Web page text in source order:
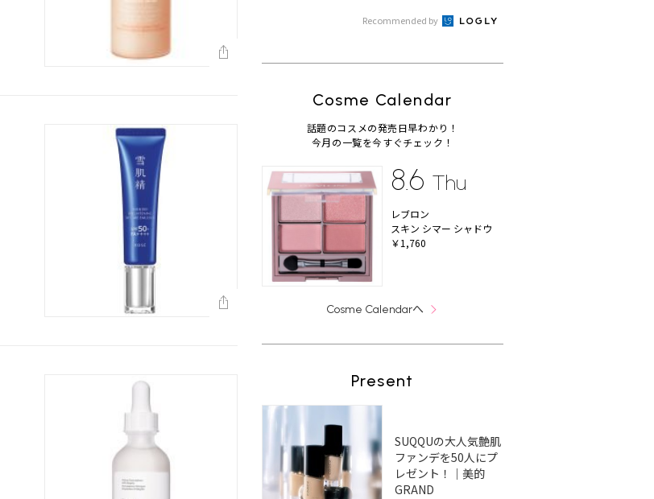
Recommended by
Cosme Calendar
話題のコスメの発売日早わかり！
今月の一覧を今すぐチェック！
8.6 Thu
レブロン
スキン シマー シャドウ
￥1,760
Cosme Calendarへ
Present
SUQQUの大人気艶肌
ファンデを50人にプ
レゼント！｜美的
GRAND